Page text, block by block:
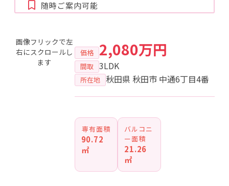
随時ご案内可能
価格 2,080万円
間取 3LDK
所在地 秋田県 秋田市 中通6丁目4番
専有面積
90.72
㎡
バルコニ
ー面積
21.26
㎡
画像フリックで左
右にスクロールし
ます